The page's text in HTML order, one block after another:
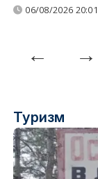
06/08/2026 20:01
Туризм